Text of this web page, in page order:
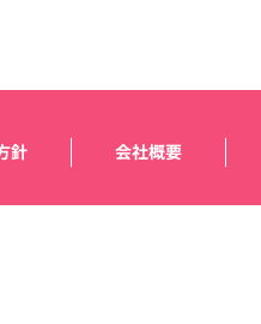
針 会社概要